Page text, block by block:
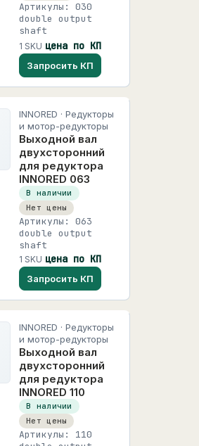
Артикулы: 030
double output
shaft
1 SKU цена по КП
Запросить КП
INNORED · Редукторы
и мотор-редукторы
Выходной вал
двухсторонний
для редуктора
INNORED 063
В наличии
Нет цены
Артикулы: 063
double output
shaft
1 SKU цена по КП
Запросить КП
INNORED · Редукторы
и мотор-редукторы
Выходной вал
двухсторонний
для редуктора
INNORED 110
В наличии
Нет цены
Артикулы: 110